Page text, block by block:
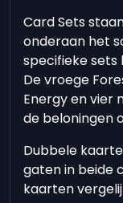
Card Sets
onderaan het
specifieke sets
De vroege
Energy en vier
de beloningen
Dubbele
gaten in beide
kaarten